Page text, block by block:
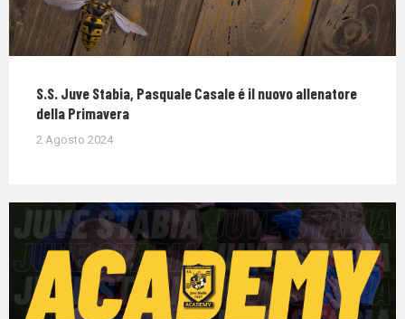
S.S. Juve Stabia, Pasquale Casale é il nuovo allenatore
della Primavera
2 Agosto 2024